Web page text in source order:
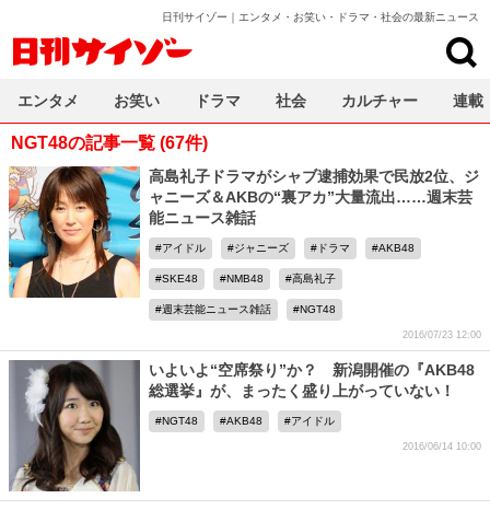
日刊サイゾー｜エンタメ・お笑い・ドラマ・社会の最新ニュース
NGT48の記事一覧 (67件)
高島礼子ドラマがシャブ逮捕効果で民放2位、ジ
ャニーズ＆AKBの“裏アカ”大量流出……週末芸
能ニュース雑話
アイドル ジャニーズ ドラマ AKB48
SKE48 NMB48 高島礼子
週末芸能ニュース雑話 NGT48
2016/07/23 12:00
いよいよ“空席祭り”か？ 新潟開催の『AKB48
総選挙』が、まったく盛り上がっていない！
NGT48 AKB48 アイドル
2016/06/14 10:00
エンタメ お笑い ドラマ 社会 カルチャー 連載